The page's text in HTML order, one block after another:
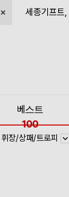
× 세종기프트,
베스트
100
휘장/상패/트로피